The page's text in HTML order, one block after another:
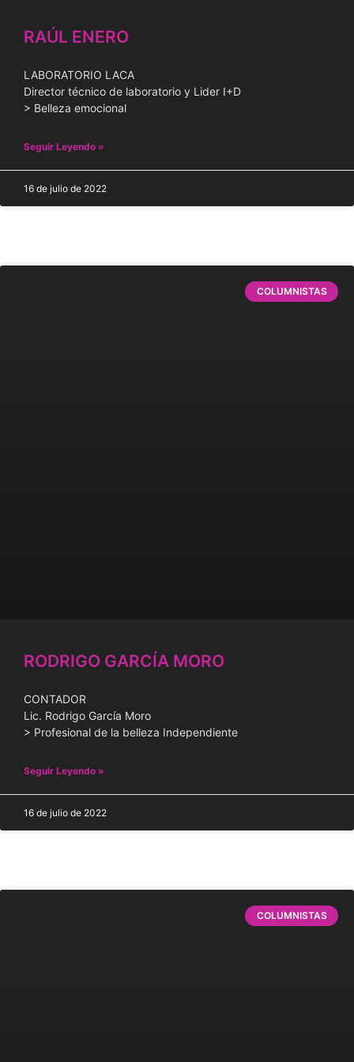
RAÚL ENERO
LABORATORIO LACA
Director técnico de laboratorio y Lider I+D
> Belleza emocional
Seguir Leyendo »
16 de julio de 2022
COLUMNISTAS
RODRIGO GARCÍA MORO
CONTADOR
Lic. Rodrigo García Moro
> Profesional de la belleza Independiente
Seguir Leyendo »
16 de julio de 2022
COLUMNISTAS